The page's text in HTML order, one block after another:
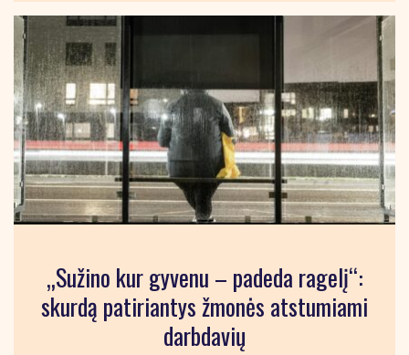
„Sužino kur gyvenu – padeda ragelį“:
skurdą patiriantys žmonės atstumiami
darbdavių